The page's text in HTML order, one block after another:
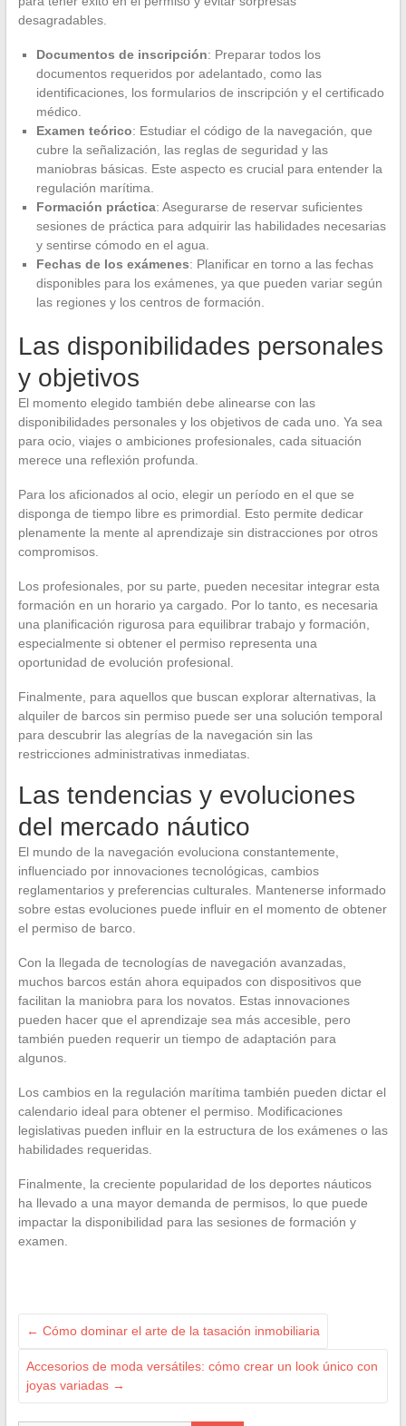
desagradables.
Documentos de inscripción: Preparar todos los
documentos requeridos por adelantado, como las
identificaciones, los formularios de inscripción y el certificado
médico.
Examen teórico: Estudiar el código de la navegación, que
cubre la señalización, las reglas de seguridad y las
maniobras básicas. Este aspecto es crucial para entender la
regulación marítima.
Formación práctica: Asegurarse de reservar suficientes
sesiones de práctica para adquirir las habilidades necesarias
y sentirse cómodo en el agua.
Fechas de los exámenes: Planificar en torno a las fechas
disponibles para los exámenes, ya que pueden variar según
las regiones y los centros de formación.
Las disponibilidades personales
y objetivos
El momento elegido también debe alinearse con las
disponibilidades personales y los objetivos de cada uno. Ya sea
para ocio, viajes o ambiciones profesionales, cada situación
merece una reflexión profunda.
Para los aficionados al ocio, elegir un período en el que se
disponga de tiempo libre es primordial. Esto permite dedicar
plenamente la mente al aprendizaje sin distracciones por otros
compromisos.
Los profesionales, por su parte, pueden necesitar integrar esta
formación en un horario ya cargado. Por lo tanto, es necesaria
una planificación rigurosa para equilibrar trabajo y formación,
especialmente si obtener el permiso representa una
oportunidad de evolución profesional.
Finalmente, para aquellos que buscan explorar alternativas, la
alquiler de barcos sin permiso puede ser una solución temporal
para descubrir las alegrías de la navegación sin las
restricciones administrativas inmediatas.
Las tendencias y evoluciones
del mercado náutico
El mundo de la navegación evoluciona constantemente,
influenciado por innovaciones tecnológicas, cambios
reglamentarios y preferencias culturales. Mantenerse informado
sobre estas evoluciones puede influir en el momento de obtener
el permiso de barco.
Con la llegada de tecnologías de navegación avanzadas,
muchos barcos están ahora equipados con dispositivos que
facilitan la maniobra para los novatos. Estas innovaciones
pueden hacer que el aprendizaje sea más accesible, pero
también pueden requerir un tiempo de adaptación para
algunos.
Los cambios en la regulación marítima también pueden dictar el
calendario ideal para obtener el permiso. Modificaciones
legislativas pueden influir en la estructura de los exámenes o las
habilidades requeridas.
Finalmente, la creciente popularidad de los deportes náuticos
ha llevado a una mayor demanda de permisos, lo que puede
impactar la disponibilidad para las sesiones de formación y
examen.
← Cómo dominar el arte de la tasación inmobiliaria
Accesorios de moda versátiles: cómo crear un look único con
joyas variadas →